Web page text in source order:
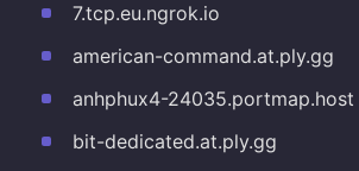
7.tcp.eu.ngrok.io
american-command.at.ply.gg
anhphux4-24035.portmap.host
bit-dedicated.at.ply.gg